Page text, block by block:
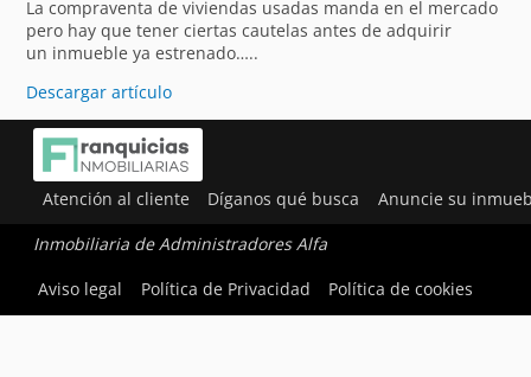
La compraventa de viviendas usadas manda en el mercado
pero hay que tener ciertas cautelas antes de adquirir
un inmueble ya estrenado…..
Descargar artículo
Atención al cliente Díganos qué busca Anuncie su
Inmobiliaria de Administradores Alfa
Aviso legal
Política de Privacidad Política de cookies